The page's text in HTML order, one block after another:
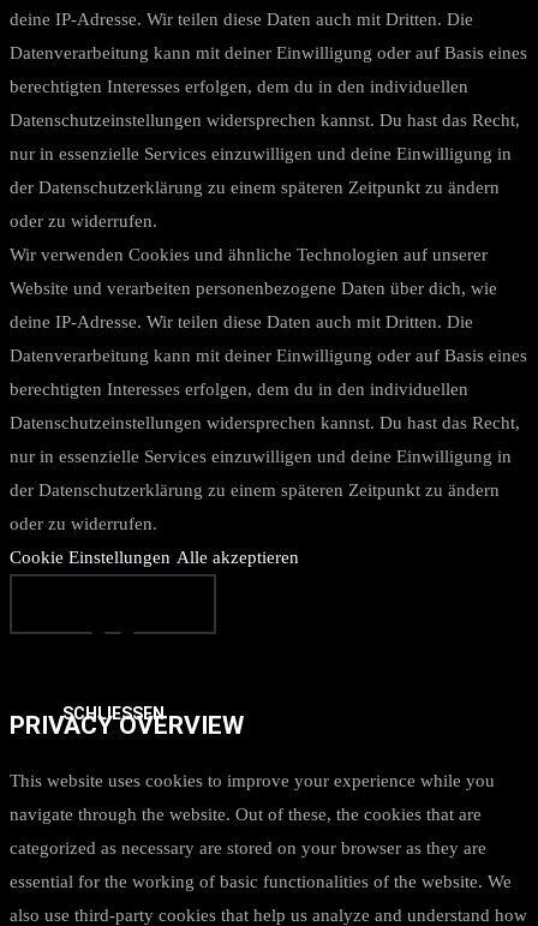
deine IP-Adresse. Wir teilen diese Daten auch mit Dritten. Die
Datenverarbeitung kann mit deiner Einwilligung oder auf Basis eines
berechtigten Interesses erfolgen, dem du in den individuellen
Datenschutzeinstellungen widersprechen kannst. Du hast das Recht,
nur in essenzielle Services einzuwilligen und deine Einwilligung in
der Datenschutzerklärung zu einem späteren Zeitpunkt zu ändern
oder zu widerrufen.
Wir verwenden Cookies und ähnliche Technologien auf unserer
Website und verarbeiten personenbezogene Daten über dich, wie
deine IP-Adresse. Wir teilen diese Daten auch mit Dritten. Die
Datenverarbeitung kann mit deiner Einwilligung oder auf Basis eines
berechtigten Interesses erfolgen, dem du in den individuellen
Datenschutzeinstellungen widersprechen kannst. Du hast das Recht,
nur in essenzielle Services einzuwilligen und deine Einwilligung in
der Datenschutzerklärung zu einem späteren Zeitpunkt zu ändern
oder zu widerrufen.
Cookie Einstellungen Alle akzeptieren
SCHLIESSEN
PRIVACY OVERVIEW
This website uses cookies to improve your experience while you
navigate through the website. Out of these, the cookies that are
categorized as necessary are stored on your browser as they are
essential for the working of basic functionalities of the website. We
also use third-party cookies that help us analyze and understand how